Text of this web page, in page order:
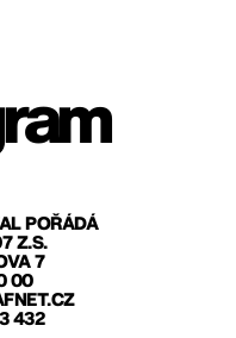
POŘÁDÁ
Z.S.
7
00
432